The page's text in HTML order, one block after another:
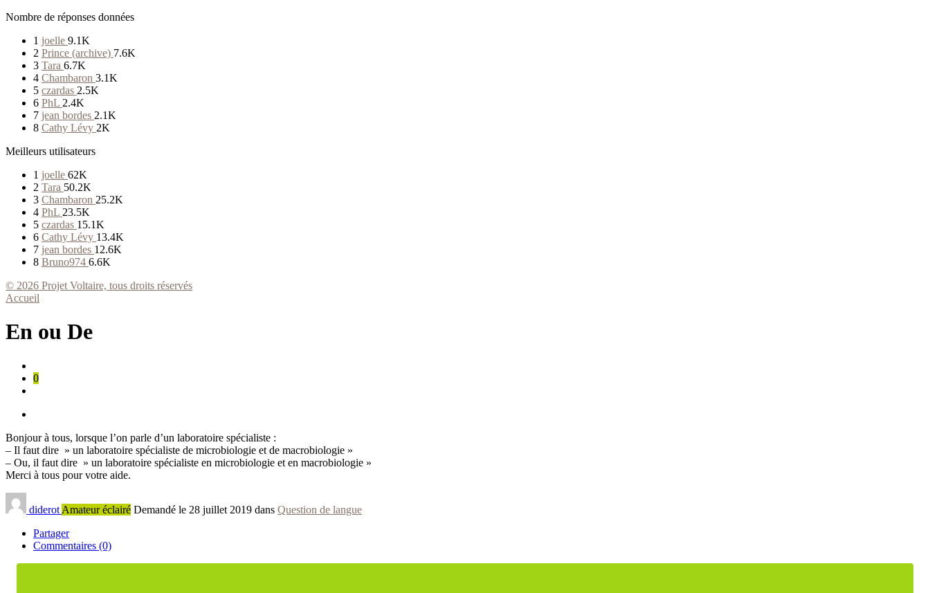
Nombre de réponses données
1 joelle 9.1K
2 Prince (archive) 7.6K
3 Tara 6.7K
4 Chambaron 3.1K
5 czardas 2.5K
6 PhL 2.4K
7 jean bordes 2.1K
8 Cathy Lévy 2K
Meilleurs utilisateurs
1 joelle 62K
2 Tara 50.2K
3 Chambaron 25.2K
4 PhL 23.5K
5 czardas 15.1K
6 Cathy Lévy 13.4K
7 jean bordes 12.6K
8 Bruno974 6.6K
© 2026 Projet Voltaire, tous droits réservés
Accueil
En ou De
0
Bonjour à tous, lorsque l’on parle d’un laboratoire spécialiste :
– Il faut dire » un laboratoire spécialiste de microbiologie et de macrobiologie »
– Ou, il faut dire » un laboratoire spécialiste en microbiologie et en macrobiologie »
Merci à tous pour votre aide.
diderot Amateur éclairé Demandé le 28 juillet 2019 dans Question de langue
Partager
Commentaires (0)